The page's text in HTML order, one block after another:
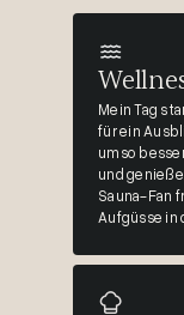
Mein Tag
für ein
umso
und
Sauna-Fan
Aufgüsse in